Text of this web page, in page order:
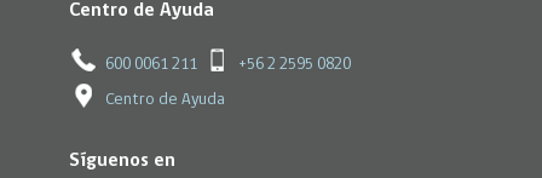
Centro de Ayuda
600 0061 211 +56 2 2595 0820
Centro de Ayuda
Síguenos en